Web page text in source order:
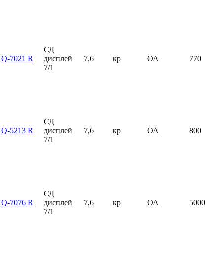
Q-7021 R
СД
дисплей
7/1
7,6 кр ОА 770
Q-5213 R
СД
дисплей
7/1
7,6 кр ОА 800
Q-7076 R
СД
дисплей
7/1
7,6 кр ОА 5000